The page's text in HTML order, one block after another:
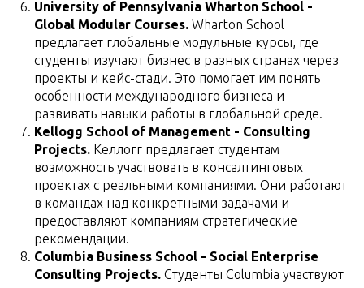
University of Pennsylvania Wharton School -
Global Modular Courses. Wharton School
предлагает глобальные модульные курсы, где
студенты изучают бизнес в разных странах через
проекты и кейс-стади. Это помогает им понять
особенности международного бизнеса и
развивать навыки работы в глобальной среде.
Kellogg School of Management - Consulting
Projects. Келлогг предлагает студентам
возможность участвовать в консалтинговых
проектах с реальными компаниями. Они работают
в командах над конкретными задачами и
предоставляют компаниям стратегические
рекомендации.
Columbia Business School - Social Enterprise
Consulting Projects. Студенты Columbia участвуют